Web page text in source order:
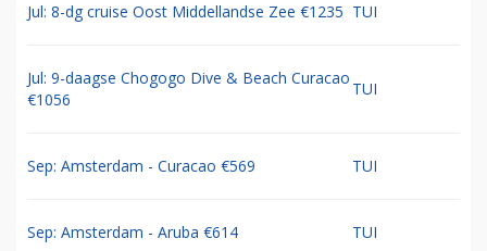
Jul: 8-dg cruise Oost Middellandse Zee €1235 TUI
Jul: 9-daagse Chogogo Dive & Beach Curacao
€1056
TUI
Sep: Amsterdam - Curacao €569 TUI
Sep: Amsterdam - Aruba €614 TUI